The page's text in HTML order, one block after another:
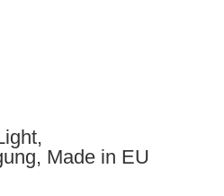
Made in EU